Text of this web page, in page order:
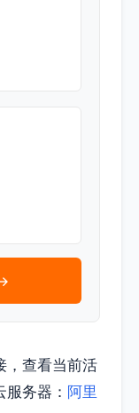
，查看当前活
务器： 阿里